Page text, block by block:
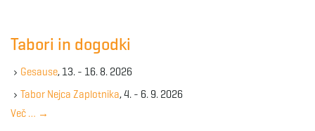
e
y
w
Tabori in dogodki
Gesause, 13. - 16. 8. 2026
Tabor Nejca Zaplotnika, 4. - 6. 9. 2026
Več … →